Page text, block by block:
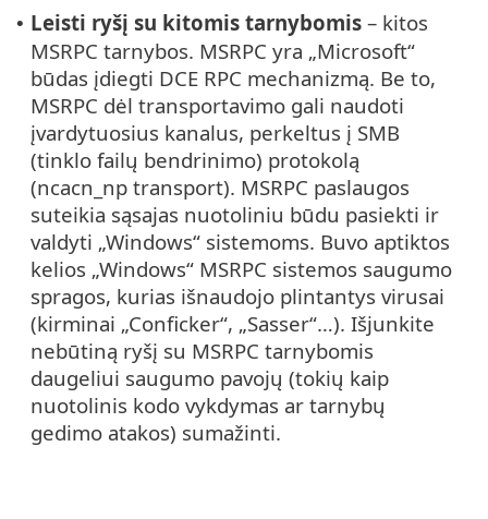
• Leisti ryšį su kitomis tarnybomis – kitos
MSRPC tarnybos. MSRPC yra „Microsoft“
būdas įdiegti DCE RPC mechanizmą. Be to,
MSRPC dėl transportavimo gali naudoti
įvardytuosius kanalus, perkeltus į SMB
(tinklo failų bendrinimo) protokolą
(ncacn_np transport). MSRPC paslaugos
suteikia sąsajas nuotoliniu būdu pasiekti ir
valdyti „Windows“ sistemoms. Buvo aptiktos
kelios „Windows“ MSRPC sistemos saugumo
spragos, kurias išnaudojo plintantys virusai
(kirminai „Conficker“, „Sasser“…). Išjunkite
nebūtiną ryšį su MSRPC tarnybomis
daugeliui saugumo pavojų (tokių kaip
nuotolinis kodo vykdymas ar tarnybų
gedimo atakos) sumažinti.